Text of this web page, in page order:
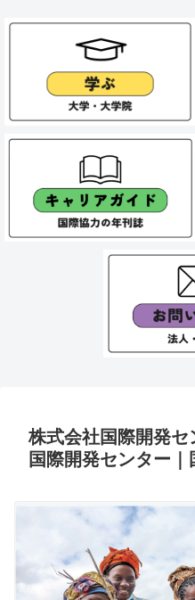
株式会社国際開発
国際開発センター